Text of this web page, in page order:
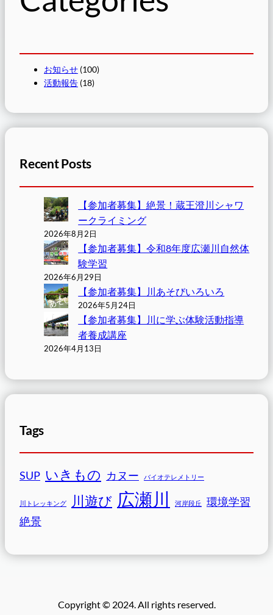
お知らせ (100)
活動報告 (18)
Recent Posts
【参加者募集】絶景！蔵王澄川シャワ
ークライミング
2026年8月2日
【参加者募集】令和8年度広瀬川自然体
験学習
2026年6月29日
【参加者募集】川あそびいろいろ
2026年5月24日
【参加者募集】川に学ぶ体験活動指導
者養成講座
2026年4月13日
Tags
SUP いきもの カヌー バイオテレメトリー
川トレッキング 川遊び 広瀬川 河岸段丘
環境学習
絶景
Copyright © 2024. All rights reserved.